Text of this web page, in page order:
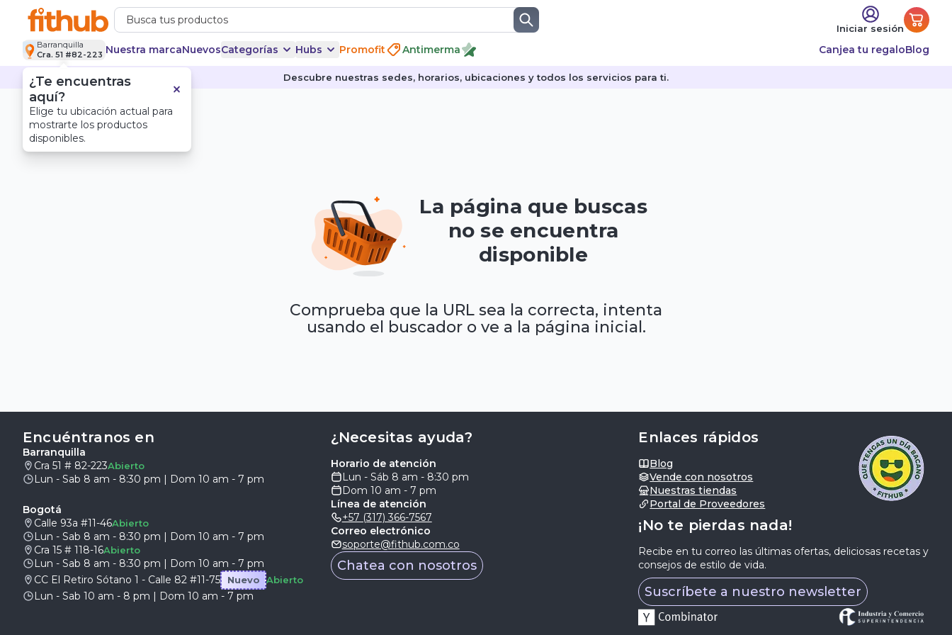
Iniciar sesión
Barranquilla
Cra. 51 #82-223 Nuestra marcaNuevosCategorías Hubs Promofit Antimerma Canjea tu regaloBlog
Descubre nuestras sedes, horarios, ubicaciones y todos los servicios para ti.
La página que buscas
no se encuentra
disponible
Comprueba que la URL sea la correcta, intenta
usando el buscador o ve a la página inicial.
Encuéntranos en
Barranquilla
Cra 51 # 82-223Abierto
Lun - Sab 8 am - 8:30 pm | Dom 10 am - 7 pm
Bogotá
Calle 93a #11-46Abierto
Lun - Sab 8 am - 8:30 pm | Dom 10 am - 7 pm
Cra 15 # 118-16Abierto
Lun - Sab 8 am - 8:30 pm | Dom 10 am - 7 pm
CC El Retiro Sótano 1 - Calle 82 #11-75
Nuevo Abierto
Lun - Sab 10 am - 8 pm | Dom 10 am - 7 pm
Enlaces rápidos
Blog
Vende con nosotros
Nuestras tiendas
Portal de Proveedores
¡No te pierdas nada!
Recibe en tu correo las últimas ofertas, deliciosas recetas y
consejos de estilo de vida.
Suscríbete a nuestro newsletter
¿Necesitas ayuda?
Horario de atención
Lun - Sáb 8 am - 8:30 pm
Dom 10 am - 7 pm
Línea de atención
+57 (317) 366-7567
Correo electrónico
soporte@fithub.com.co
Chatea con nosotros
¿Te encuentras
aquí?
Elige tu ubicación actual para
mostrarte los productos
disponibles.